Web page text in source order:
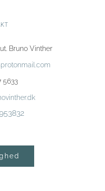
Bruno Vinther
5633